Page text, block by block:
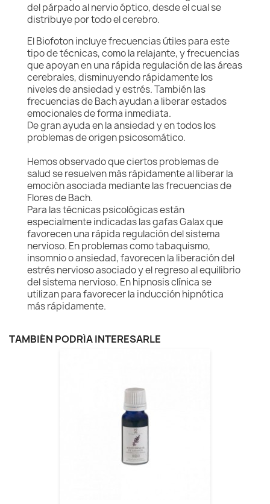
del párpado al nervio óptico, desde el cual se
distribuye por todo el cerebro.
El Biofoton incluye frecuencias útiles para este
tipo de técnicas, como la relajante, y frecuencias
que apoyan en una rápida regulación de las áreas
cerebrales, disminuyendo rápidamente los
niveles de ansiedad y estrés. También las
frecuencias de Bach ayudan a liberar estados
emocionales de forma inmediata.
De gran ayuda en la ansiedad y en todos los
problemas de origen psicosomático.
Hemos observado que ciertos problemas de
salud se resuelven más rápidamente al liberar la
emoción asociada mediante las frecuencias de
Flores de Bach.
Para las técnicas psicológicas están
especialmente indicadas las gafas Galax que
favorecen una rápida regulación del sistema
nervioso. En problemas como tabaquismo,
insomnio o ansiedad, favorecen la liberación del
estrés nervioso asociado y el regreso al equilibrio
del sistema nervioso. En hipnosis clínica se
utilizan para favorecer la inducción hipnótica
más rápidamente.
TAMBIÉN PODRÍA INTERESARLE